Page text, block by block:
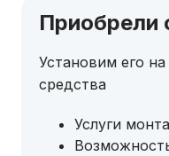
Приобрели
Установим его
средства
Услуги